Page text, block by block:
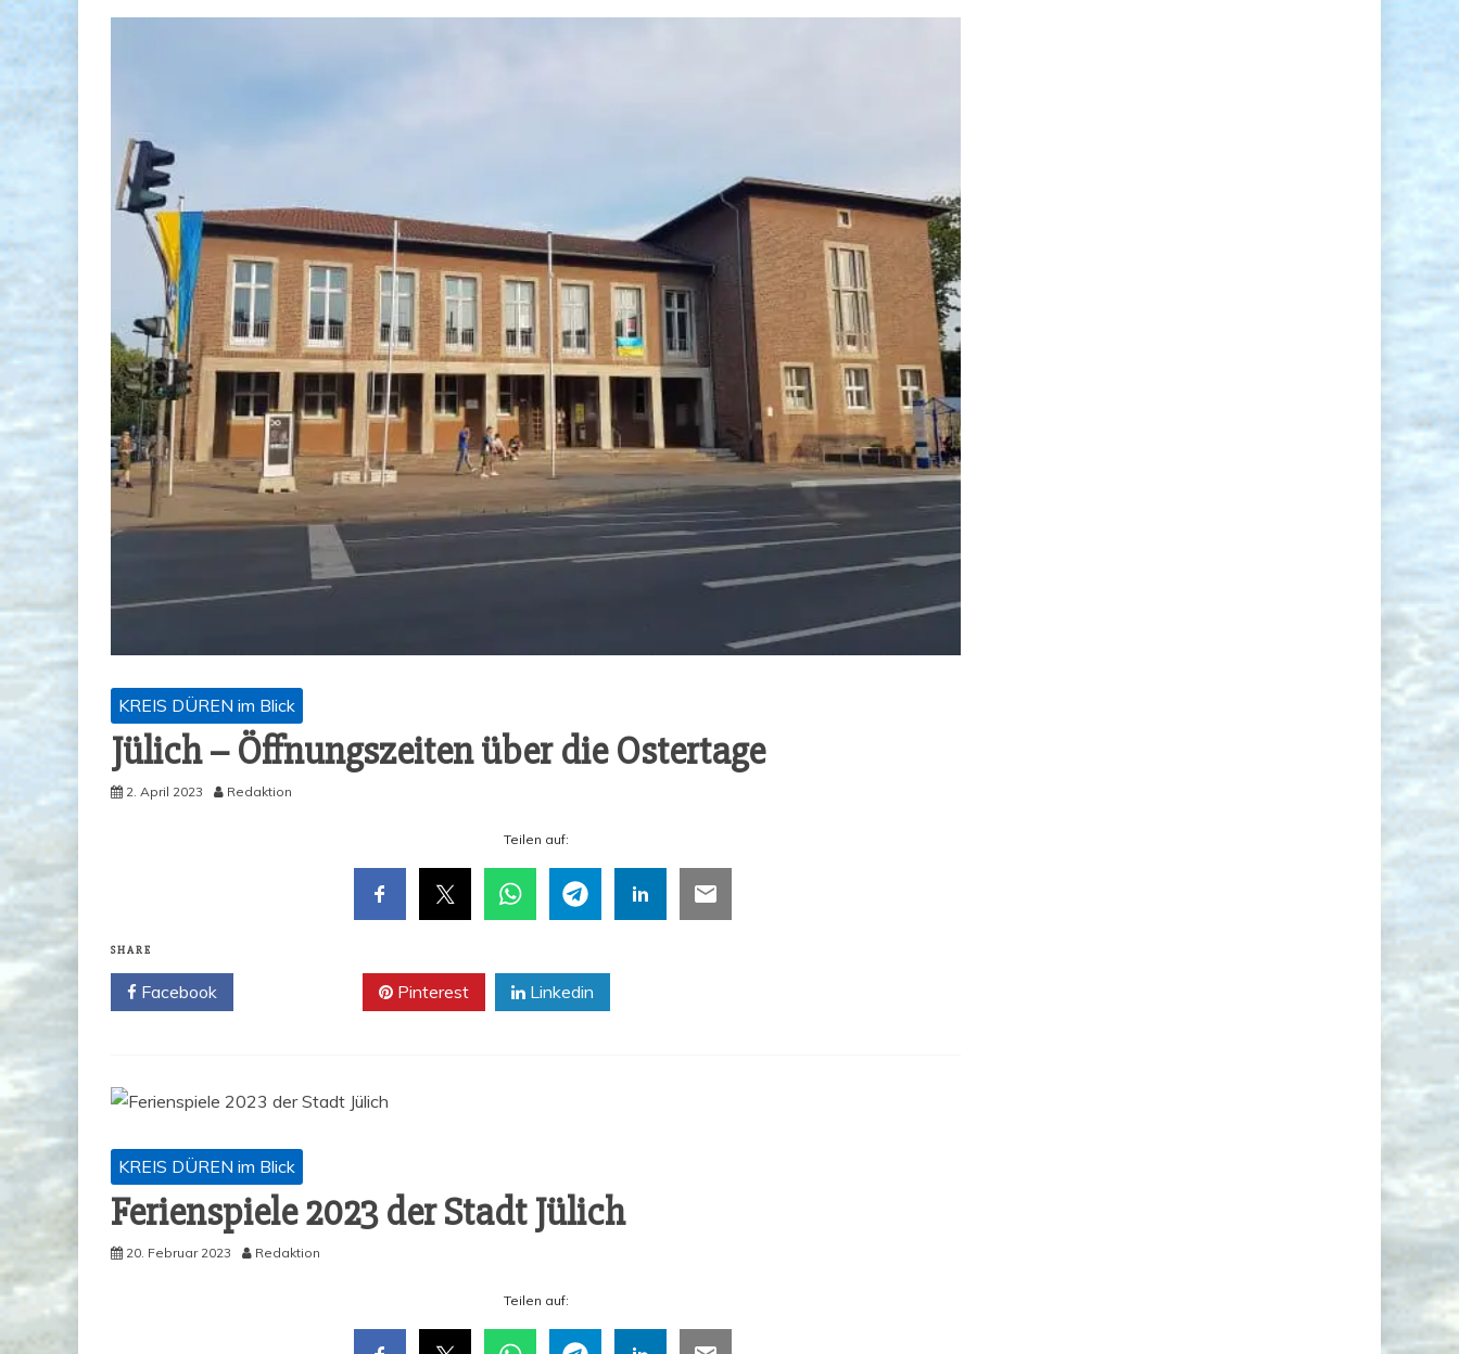
KREIS DÜREN im Blick
Jülich – Öff­nungs­zei­ten über die Ostertage
2. April 2023 Redaktion
Tei­len auf:
SHARE
Facebook Pinterest Linkedin
KREIS DÜREN im Blick
Feri­en­spie­le 2023 der Stadt Jülich
20. Februar 2023 Redaktion
Tei­len auf: